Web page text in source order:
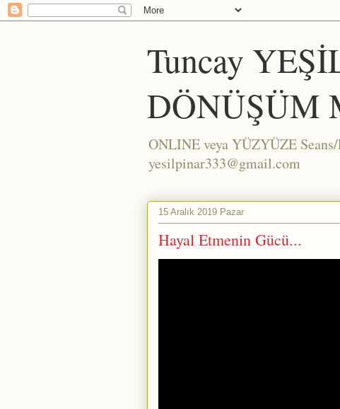
Tuncay
DÖNÜŞÜM
ONLINE veya YÜZYÜZE
yesilpinar333@gmail.com
15 Aralık 2019 Pazar
Hayal Etmenin Gücü...